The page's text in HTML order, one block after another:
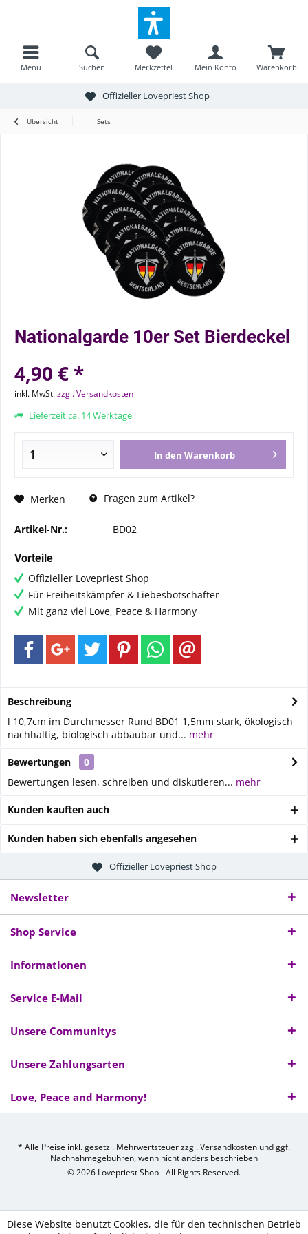
Menü Warenkorb
Merkzettel Mein Konto
Suchen
Offizieller Lovepriest Shop
Übersicht Sets
Nationalgarde 10er Set Bierdeckel
4,90 € *
inkl. MwSt.zzgl. Versandkosten
Lieferzeit ca. 14 Werktage
In den Warenkorb
Merken Fragen zum Artikel?
Artikel-Nr.: BD02
Vorteile
Offizieller Lovepriest Shop
Für Freiheitskämpfer & Liebesbotschafter
Mit ganz viel Love, Peace & Harmony
Beschreibung
l 10,7cm im Durchmesser Rund BD01 1,5mm stark, ökologisch
nachhaltig, biologisch abbaubar und... mehr
Bewertungen
0
Bewertungen lesen, schreiben und diskutieren... mehr
Kunden kauften auch
Kunden haben sich ebenfalls angesehen
Offizieller Lovepriest Shop
Newsletter
Shop Service
Informationen
Service E-Mail
Unsere Communitys
Unsere Zahlungsarten
Love, Peace and Harmony!
* Alle Preise inkl. gesetzl. Mehrwertsteuer zzgl.Versandkosten und ggf.
Nachnahmegebühren, wenn nicht anders beschrieben
© 2026 Lovepriest Shop - All Rights Reserved.
Diese Website benutzt Cookies, die für den technischen Betrieb